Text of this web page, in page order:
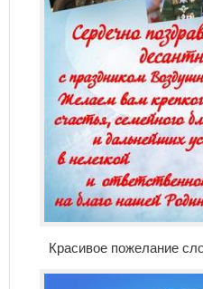
Красивое пожелание